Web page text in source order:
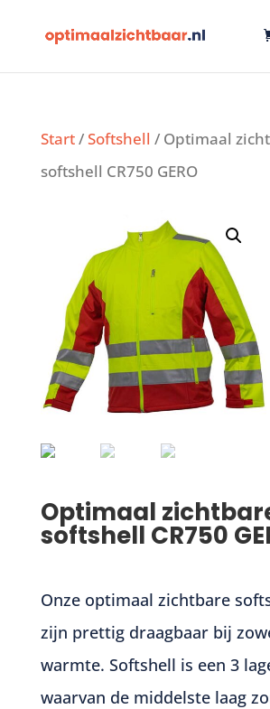
Start/Softshell / Optimaal
softshell CR750 GERO
Optimaal
softshell CR750
Onze optimaal zichtbare
zijn prettig draagbaar bij
warmte. Softshell is een 3
waarvan de middelste laag